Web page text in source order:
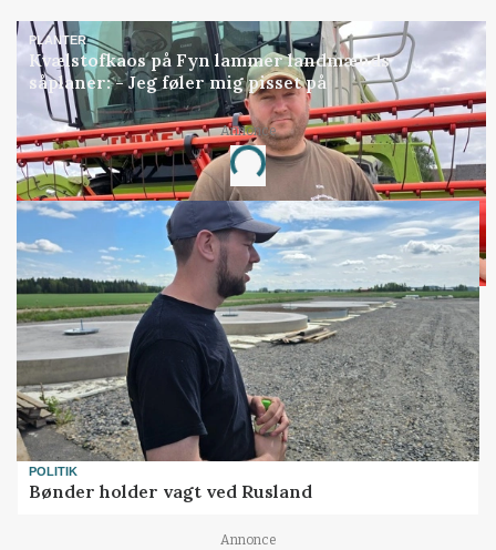
PLANTER
Kvælstofkaos på Fyn lammer landmænds
såplaner: - Jeg føler mig pisset på
Annonce
Loading...
POLITIK
Bønder holder vagt ved Rusland
Annonce